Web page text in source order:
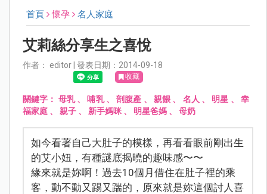
首頁 懷孕 名人家庭
艾莉絲分享生之喜悅
作者： editor | 發表日期：2014-09-18
收藏
關鍵字： 母乳、 哺乳、剖腹產 、 親餵 、 名人 、 明星 、幸
福家庭、 親子、 新手媽咪、 明星爸媽、 母奶
如今看著自己大肚子的模樣，再看看眼前剛出生
的艾小妞，有種謎底揭曉的趣味感〜〜
緣來就是妳啊！過去10個月借住在肚子裡的乘
客，動不動又踢又踹的，原來就是妳這個討人喜